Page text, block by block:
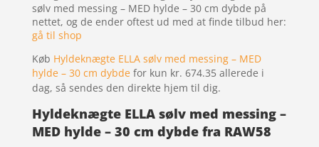
sølv med messing – MED hylde – 30 cm dybde på
nettet, og de ender oftest ud med at finde tilbud her:
gå til shop
Køb Hyldeknægte ELLA sølv med messing – MED
hylde – 30 cm dybdefor kun kr. 674.35 allerede i
dag, så sendes den direkte hjem til dig.
Hyldeknægte ELLA sølv med messing –
MED hylde – 30 cm dybde fra RAW58